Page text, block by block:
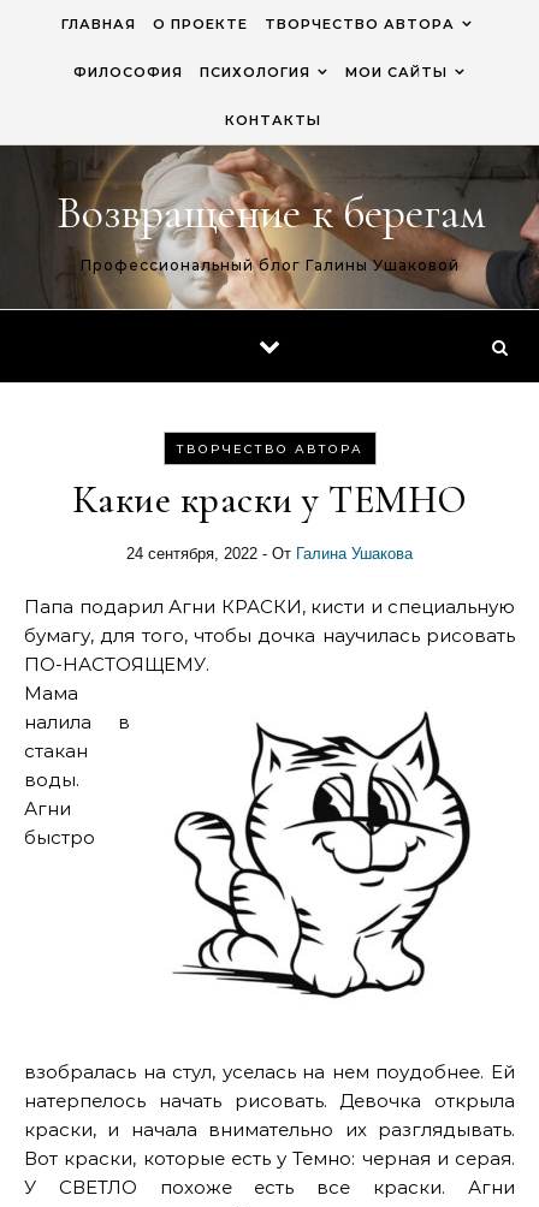
ГЛАВНАЯ О ПРОЕКТЕ ТВОРЧЕСТВО АВТОРА
ФИЛОСОФИЯ ПСИХОЛОГИЯ МОИ САЙТЫ
КОНТАКТЫ
Возвращение к берегам
Профессиональный блог Галины Ушаковой
ТВОРЧЕСТВО АВТОРА
Какие краски у ТЕМНО
24 сентября, 2022 - От Галина Ушакова
Папа подарил Агни КРАСКИ, кисти и специальную
бумагу, для того, чтобы дочка научилась рисовать
ПО-НАСТОЯЩЕМУ.
Мама
налила в
стакан
воды.
Агни
быстро
взобралась на стул, уселась на нем поудобнее. Ей
натерпелось начать рисовать. Девочка открыла
краски, и начала внимательно их разглядывать.
Вот краски, которые есть у Темно: черная и серая.
У СВЕТЛО похоже есть все краски. Агни